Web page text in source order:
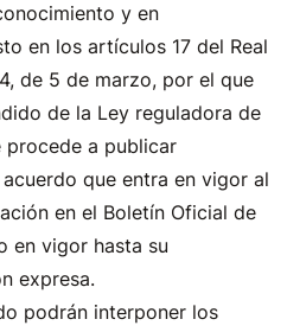
y en
en los artículos 17 del Real
de 5 de marzo, por el que
de la Ley reguladora de
procede a publicar
que entra en vigor al
en el Boletín Oficial de
en vigor hasta su
expresa.
podrán interponer los